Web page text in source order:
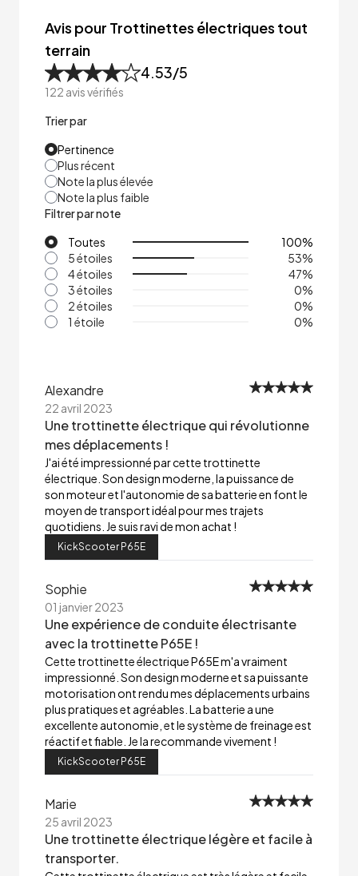
Avis pour Trottinettes électriques tout
terrain
4.53/5
122 avis vérifiés
Trier par
Pertinence
Plus récent
Note la plus élevée
Note la plus faible
Filtrer par note
Toutes
100%
5 étoiles
53%
4 étoiles
47%
3 étoiles
0%
2 étoiles
0%
1 étoile
0%
Alexandre
22 avril 2023
Une trottinette électrique qui révolutionne
mes déplacements !
J'ai été impressionné par cette trottinette
électrique. Son design moderne, la puissance de
son moteur et l'autonomie de sa batterie en font le
moyen de transport idéal pour mes trajets
quotidiens. Je suis ravi de mon achat !
KickScooter P65E
Sophie
01 janvier 2023
Une expérience de conduite électrisante
avec la trottinette P65E !
Cette trottinette électrique P65E m'a vraiment
impressionné. Son design moderne et sa puissante
motorisation ont rendu mes déplacements urbains
plus pratiques et agréables. La batterie a une
excellente autonomie, et le système de freinage est
réactif et fiable. Je la recommande vivement !
KickScooter P65E
Marie
25 avril 2023
Une trottinette électrique légère et facile à
transporter.